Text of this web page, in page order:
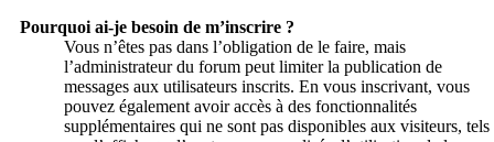
Pourquoi ai-je besoin de m’inscrire ?
Vous n’êtes pas dans l’obligation de le faire, mais
l’administrateur du forum peut limiter la publication de
messages aux utilisateurs inscrits. En vous inscrivant, vous
pouvez également avoir accès à des fonctionnalités
supplémentaires qui ne sont pas disponibles aux visiteurs, tels